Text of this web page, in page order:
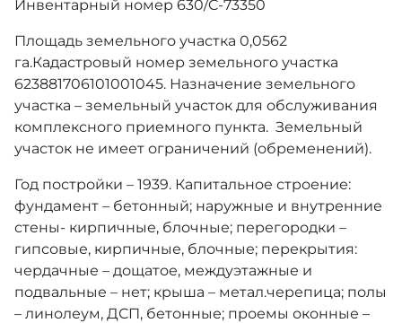
Инвентарный номер 630/C-73350
Площадь земельного участка 0,0562
га.Кадастровый номер земельного участка
623881706101001045. Назначение земельного
участка – земельный участок для обслуживания
комплексного приемного пункта. Земельный
участок не имеет ограничений (обременений).
Год постройки – 1939. Капитальное строение:
фундамент – бетонный; наружные и внутренние
стены- кирпичные, блочные; перегородки –
гипсовые, кирпичные, блочные; перекрытия:
чердачные – дощатое, междуэтажные и
подвальные – нет; крыша – метал.черепица; полы
– линолеум, ДСП, бетонные; проемы оконные –